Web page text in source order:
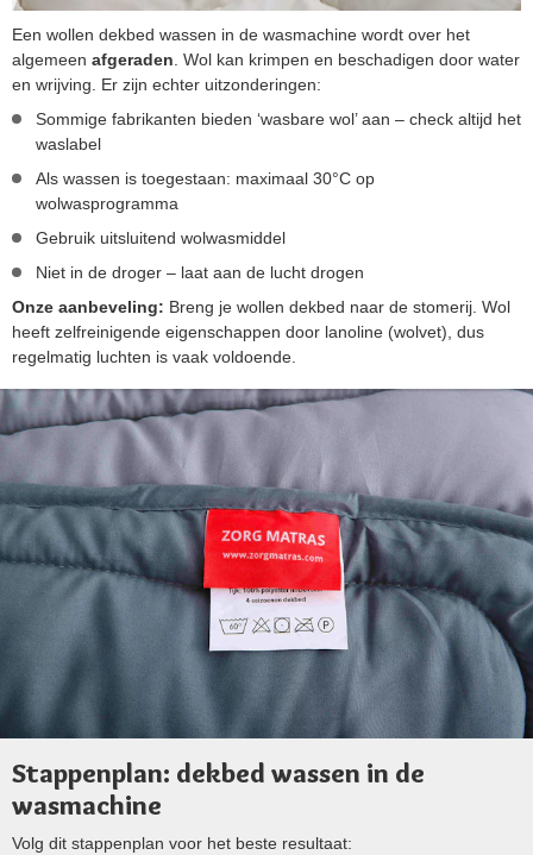
Een wollen dekbed wassen in de wasmachine wordt over het
algemeen afgeraden . Wol kan krimpen en beschadigen door water
en wrijving. Er zijn echter uitzonderingen:
Sommige fabrikanten bieden ‘wasbare wol’ aan – check altijd het
waslabel
Als wassen is toegestaan: maximaal 30°C op
wolwasprogramma
Gebruik uitsluitend wolwasmiddel
Niet in de droger – laat aan de lucht drogen
Onze aanbeveling: Breng je wollen dekbed naar de stomerij. Wol
heeft zelfreinigende eigenschappen door lanoline (wolvet), dus
regelmatig luchten is vaak voldoende.
Stappenplan: dekbed wassen in de
wasmachine
Volg dit stappenplan voor het beste resultaat: